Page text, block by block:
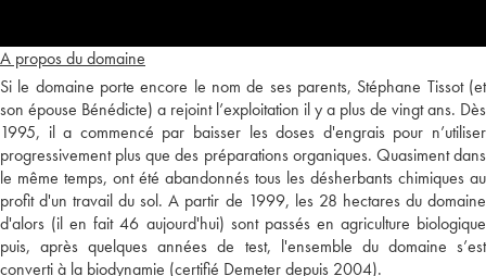
A propos du domaine
Si le domaine porte encore le nom de ses parents, Stéphane Tissot (et
son épouse Bénédicte) a rejoint l’exploitation il y a plus de vingt ans. Dès
1995, il a commencé par baisser les doses d'engrais pour n’utiliser
progressivement plus que des préparations organiques. Quasiment dans
le même temps, ont été abandonnés tous les désherbants chimiques au
profit d'un travail du sol. A partir de 1999, les 28 hectares du domaine
d'alors (il en fait 46 aujourd'hui) sont passés en agriculture biologique
puis, après quelques années de test, l'ensemble du domaine s’est
converti à la biodynamie (certifié Demeter depuis 2004).